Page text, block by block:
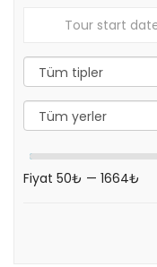
Fiyat 50₺ — 1664₺